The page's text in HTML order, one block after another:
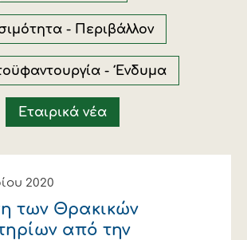
στοιχεία
δομή
στο χωράφι
για λογαριασμό του
βάμβακος
- Ένδυση
νέα
- Περιβάλλον
- Ένδυμα
Εταιρικά νέα
2020
των Θρακικών
από την